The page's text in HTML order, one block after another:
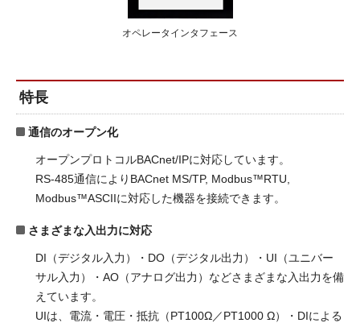
オペレータインタフェース
特長
通信のオープン化
オープンプロトコルBACnet/IPに対応しています。
RS-485通信によりBACnet MS/TP, Modbus™RTU,
Modbus™ASCIIに対応した機器を接続できます。
さまざまな入出力に対応
DI（デジタル入力）・DO（デジタル出力）・UI（ユニバー
サル入力）・AO（アナログ出力）などさまざまな入出力を備
えています。
UIは、電流・電圧・抵抗（PT100Ω／PT1000 Ω）・DIによる